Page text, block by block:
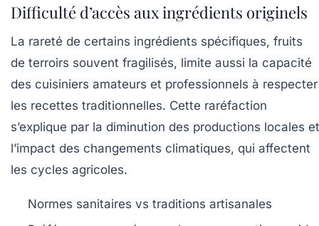
Difficulté d’accès aux ingrédients originels
La rareté de certains ingrédients spécifiques, fruits
de terroirs souvent fragilisés, limite aussi la capacité
des cuisiniers amateurs et professionnels à respecter
les recettes traditionnelles. Cette raréfaction
s’explique par la diminution des productions locales et
l’impact des changements climatiques, qui affectent
les cycles agricoles.
Normes sanitaires vs traditions artisanales